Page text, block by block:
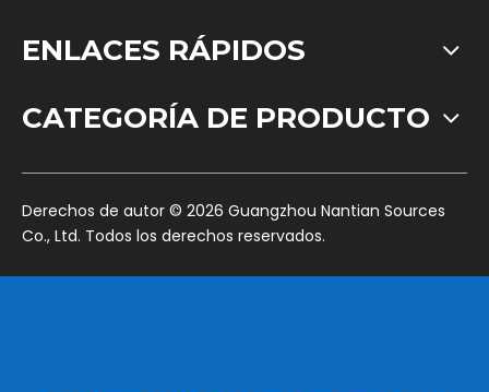
ENLACES RÁPIDOS
CATEGORÍA DE PRODUCTO
​Derechos de autor © 2026 Guangzhou Nantian Sources
Co., Ltd. Todos los derechos reservados.